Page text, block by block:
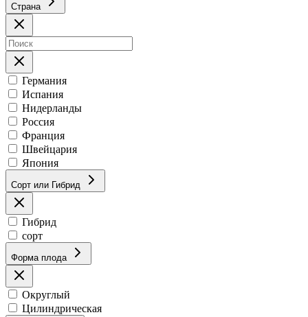
Страна
Германия
Испания
Нидерланды
Россия
Франция
Швейцария
Япония
Сорт или Гибрид
Гибрид
сорт
Форма плода
Округлый
Цилиндрическая